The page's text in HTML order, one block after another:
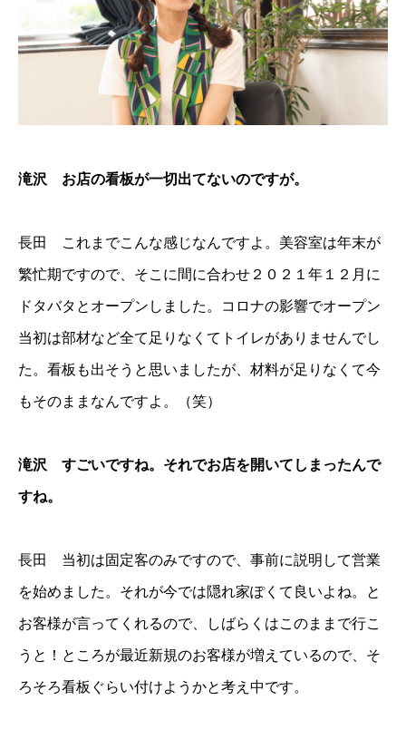
滝沢 お店の看板が一切出てないのですが。
長田 これまでこんな感じなんですよ。美容室は年末が
繁忙期ですので、そこに間に合わせ２０２１年１２月に
ドタバタとオープンしました。コロナの影響でオープン
当初は部材など全て足りなくてトイレがありませんでし
た。看板も出そうと思いましたが、材料が足りなくて今
もそのままなんですよ。（笑）
滝沢 すごいですね。それでお店を開いてしまったんで
すね。
長田 当初は固定客のみですので、事前に説明して営業
を始めました。それが今では隠れ家ぽくて良いよね。と
お客様が言ってくれるので、しばらくはこのままで行こ
うと！ところが最近新規のお客様が増えているので、そ
ろそろ看板ぐらい付けようかと考え中です。